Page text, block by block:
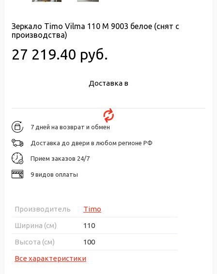
Зеркало Timo Vilma 110 M 9003 белое (снят с
производства)
27 219.40 руб.
Доставка в
7 дней на возврат и обмен
Доставка до двери в любом регионе РФ
Прием заказов 24/7
9 видов оплаты
Производитель
Timo
Ширина (см)
110
Высота (см)
100
Все характеристики